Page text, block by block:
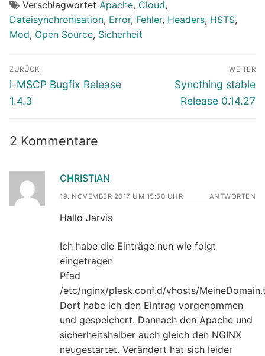
Verschlagwortet Apache, Cloud,
Dateisynchronisation, Error, Fehler, Headers, HSTS,
Mod, Open Source, Sicherheit
Beitragsnavigation
ZURÜCK
Vorheriger
Beitrag:
i-MSCP Bugfix Release
1.4.3
WEITER
Nächster
Beitrag:
Syncthing stable
Release 0.14.27
2 Kommentare
CHRISTIAN
19. NOVEMBER 2017 UM 15:50 UHR ANTWORTEN
Hallo Jarvis
Ich habe die Einträge nun wie folgt
eingetragen
Pfad
/etc/nginx/plesk.conf.d/vhosts/
Dort habe ich den Eintrag vorgenommen
und gespeichert. Dannach den Apache und
sicherheitshalber auch gleich den NGINX
neugestartet. Verändert hat sich leider